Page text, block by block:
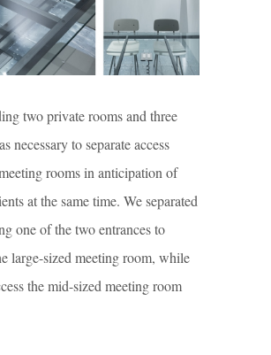
two private rooms and three
necessary to separate access
rooms in anticipation of
at the same time. We separated
one of the two entrances to
large-sized meeting room, while
the mid-sized meeting room